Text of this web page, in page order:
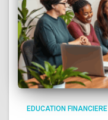
EDUCATION FINANCIERE